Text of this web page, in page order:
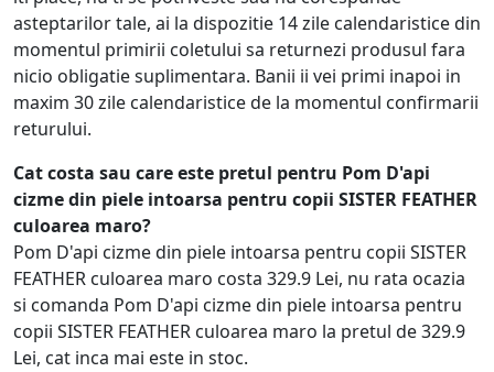
asteptarilor tale, ai la dispozitie 14 zile calendaristice din
momentul primirii coletului sa returnezi produsul fara
nicio obligatie suplimentara. Banii ii vei primi inapoi in
maxim 30 zile calendaristice de la momentul confirmarii
returului.
Cat costa sau care este pretul pentru Pom D'api
cizme din piele intoarsa pentru copii SISTER FEATHER
culoarea maro?
Pom D'api cizme din piele intoarsa pentru copii SISTER
FEATHER culoarea maro costa 329.9 Lei, nu rata ocazia
si comanda Pom D'api cizme din piele intoarsa pentru
copii SISTER FEATHER culoarea maro la pretul de 329.9
Lei, cat inca mai este in stoc.